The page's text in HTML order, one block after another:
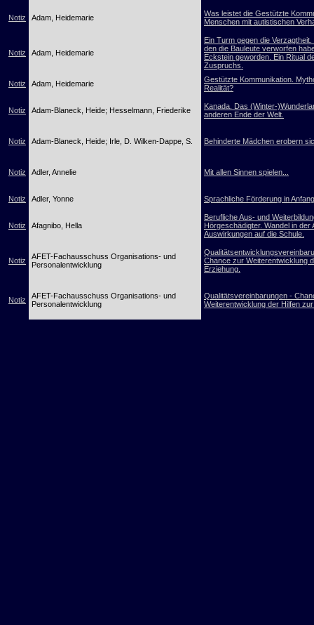
Notiz Adam, Heidemarie
Was leistet die Gestützte
Menschen mit autistischen
Notiz Adam, Heidemarie
Ein Turm gegen die
den die Bauleute verworfen
Eckstein geworden. Ein Ritual
Zuspruchs.
Notiz Adam, Heidemarie
Gestützte Kommunikation.
Realität?
Notiz Adam-Blaneck, Heide; Hesselmann, Friederike
Kanada. Das (Winter-
anderen Ende der Welt.
Notiz Adam-Blaneck, Heide; Irle, D. Wilken-Dappe, S. Behinderte Mädchen erobern
Notiz Adler, Annelie Mit allen Sinnen spielen...
Notiz Adler, Yonne Sprachliche Förderung in
Notiz Afagnibo, Hella
Berufliche Aus- und
Hörgeschädigter. Wandel in der
Auswirkungen auf die Schule.
Notiz
AFET-Fachausschuss Organisations- und
Personalentwicklung
Chance zur Weiterentwicklung
Erziehung.
Notiz
AFET-Fachausschuss Organisations- und
Personalentwicklung
Qualitätsvereinbarungen -
Weiterentwicklung der Hilfen